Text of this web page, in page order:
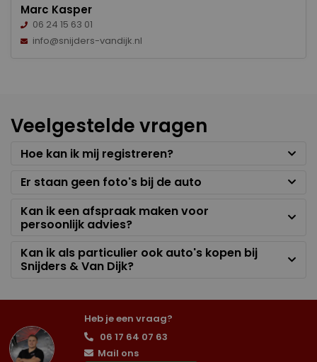
Marc Kasper
06 24 15 63 01
info@snijders-vandijk.nl
Veelgestelde vragen
Hoe kan ik mij registreren?
Er staan geen foto's bij de auto
Kan ik een afspraak maken voor
persoonlijk advies?
Kan ik als particulier ook auto's kopen bij
Snijders & Van Dijk?
Heb je een vraag?
06 17 64 07 63
Mail ons